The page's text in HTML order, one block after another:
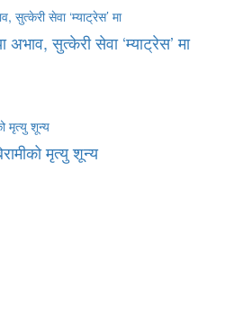
सुत्केरी सेवा ‘म्याट्रेस’ मा
मृत्यु शून्य